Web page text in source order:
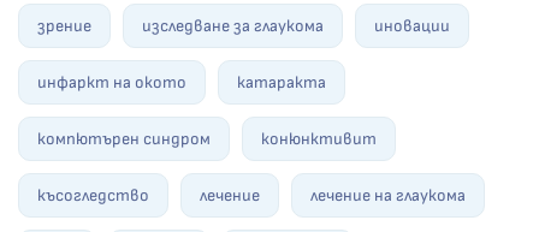
зрение изследване за глаукома иновации
инфаркт на окото катаракта
компютърен синдром конюнктивит
късогледство лечение лечение на глаукома